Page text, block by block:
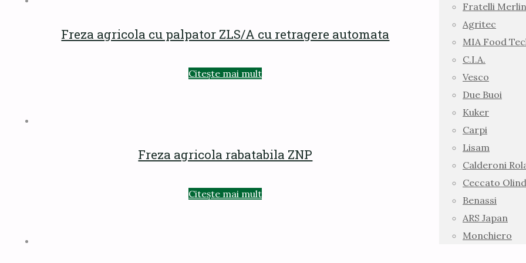
Fratelli
Agritec
MIA Food
C.I.A.
Vesco
Due Buoi
Kuker
Carpi
Lisam
Calderoni
Ceccato
Benassi
ARS Japan
Monchiero
Freza agricola cu palpator ZLS/A cu retragere automata
Citește mai mult
Freza agricola rabatabila ZNP
Citește mai mult